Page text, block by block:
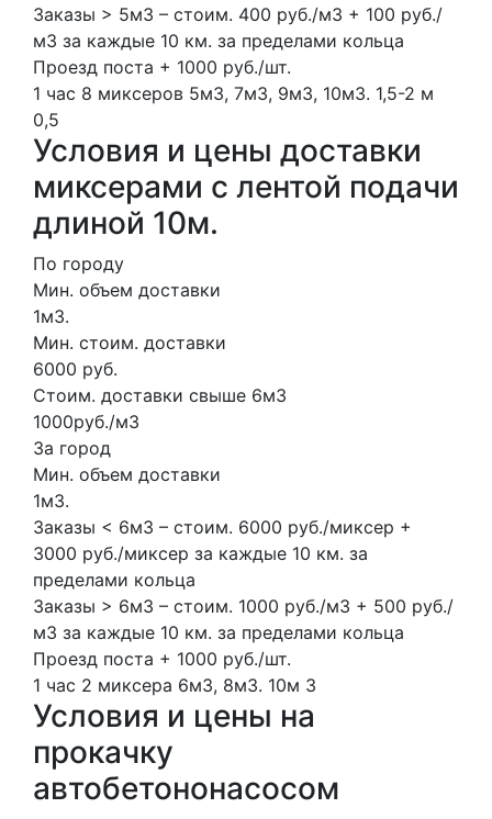
Заказы > 5м3 – стоим. 400 руб./м3 + 100 руб./
м3 за каждые 10 км. за пределами кольца
Проезд поста + 1000 руб./шт.
1 час 8 миксеров 5м3, 7м3, 9м3, 10м3. 1,5-2 м
0,5
Условия и цены доставки
миксерами с лентой подачи
длиной 10м.
По городу
Мин. объем доставки
1м3.
Мин. стоим. доставки
6000 руб.
Стоим. доставки свыше 6м3
1000руб./м3
За город
Мин. объем доставки
1м3.
Заказы < 6м3 – стоим. 6000 руб./миксер +
3000 руб./миксер за каждые 10 км. за
пределами кольца
Заказы > 6м3 – стоим. 1000 руб./м3 + 500 руб./
м3 за каждые 10 км. за пределами кольца
Проезд поста + 1000 руб./шт.
1 час 2 миксера 6м3, 8м3. 10м 3
Условия и цены на
прокачку
автобетононасосом